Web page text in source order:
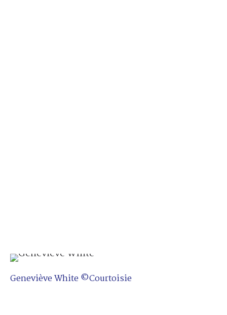
Geneviève White ©Courtoisie